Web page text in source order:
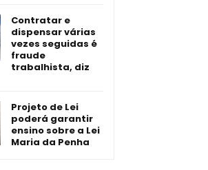
Contratar e
dispensar várias
vezes seguidas é
fraude
trabalhista, diz
Projeto de Lei
poderá garantir
ensino sobre a Lei
Maria da Penha